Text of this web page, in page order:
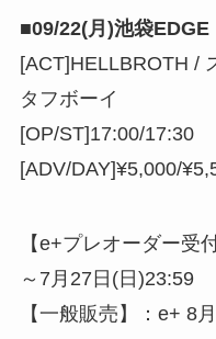
■09/22(月)池袋EDGE
[ACT]HELLBROTH /
タフボーイ
[OP/ST]17:00/17:30
[ADV/DAY]¥5,000/
【e+プレオーダー受
～7月27日(日)23:59
【一般販売】：e+ 8